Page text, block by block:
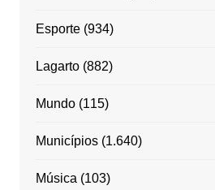
Esporte(934)
Lagarto(882)
Mundo(115)
Municípios(1.640)
Música (103)